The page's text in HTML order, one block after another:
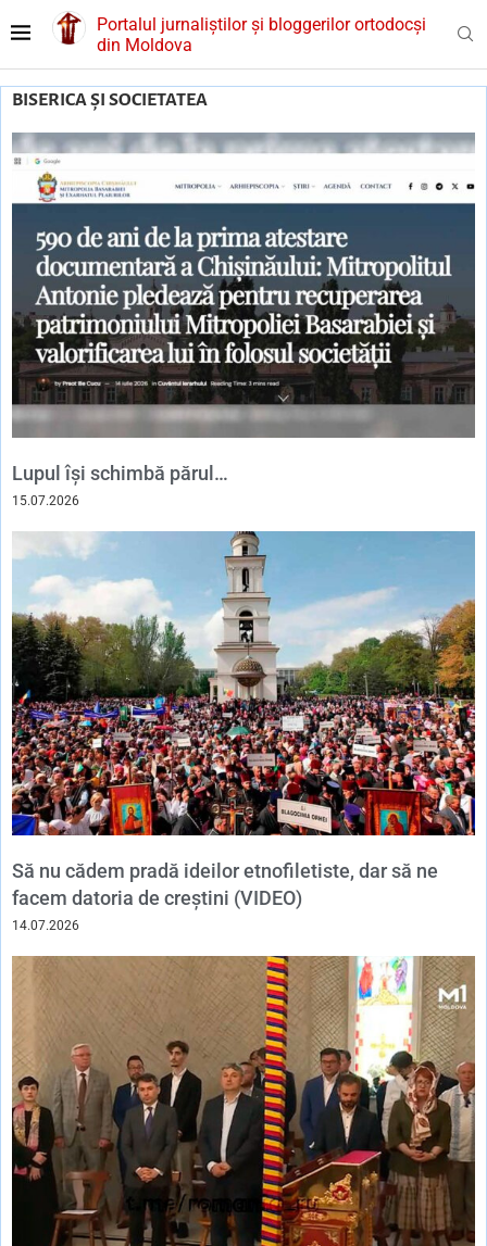
Portalul jurnaliștilor și bloggerilor ortodocși
din Moldova
BISERICA ȘI SOCIETATEA
Lupul își schimbă părul…
15.07.2026
Să nu cădem pradă ideilor etnofiletiste, dar să ne
facem datoria de creștini (VIDEO)
14.07.2026